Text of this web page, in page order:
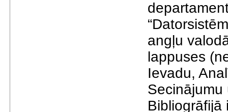
angļu
lappuses
Ievadu,
Secinājumu
Bibliogrāfijā